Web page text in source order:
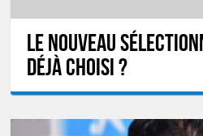
Le nouveau
déjà choisi ?